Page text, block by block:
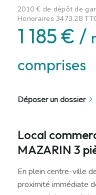
2010 € de dépôt de
Honoraires 3473.28
1 185 € /
comprises
Déposer un dossier
Local
MAZARIN 3
En plein centre-ville
proximité immédiate